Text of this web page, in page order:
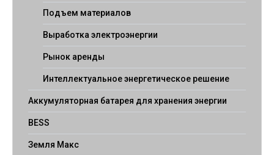
Подъем материалов
Выработка электроэнергии
Рынок аренды
Интеллектуальное энергетическое решение
Аккумуляторная батарея для хранения энергии
BESS
Земля Макс